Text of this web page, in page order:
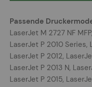
Mehr
Informationen
LaserJet M 2727 NF
LaserJet P 2010 Series,
LaserJet P 2012,
LaserJet P 2013 N,
LaserJet P 2015,